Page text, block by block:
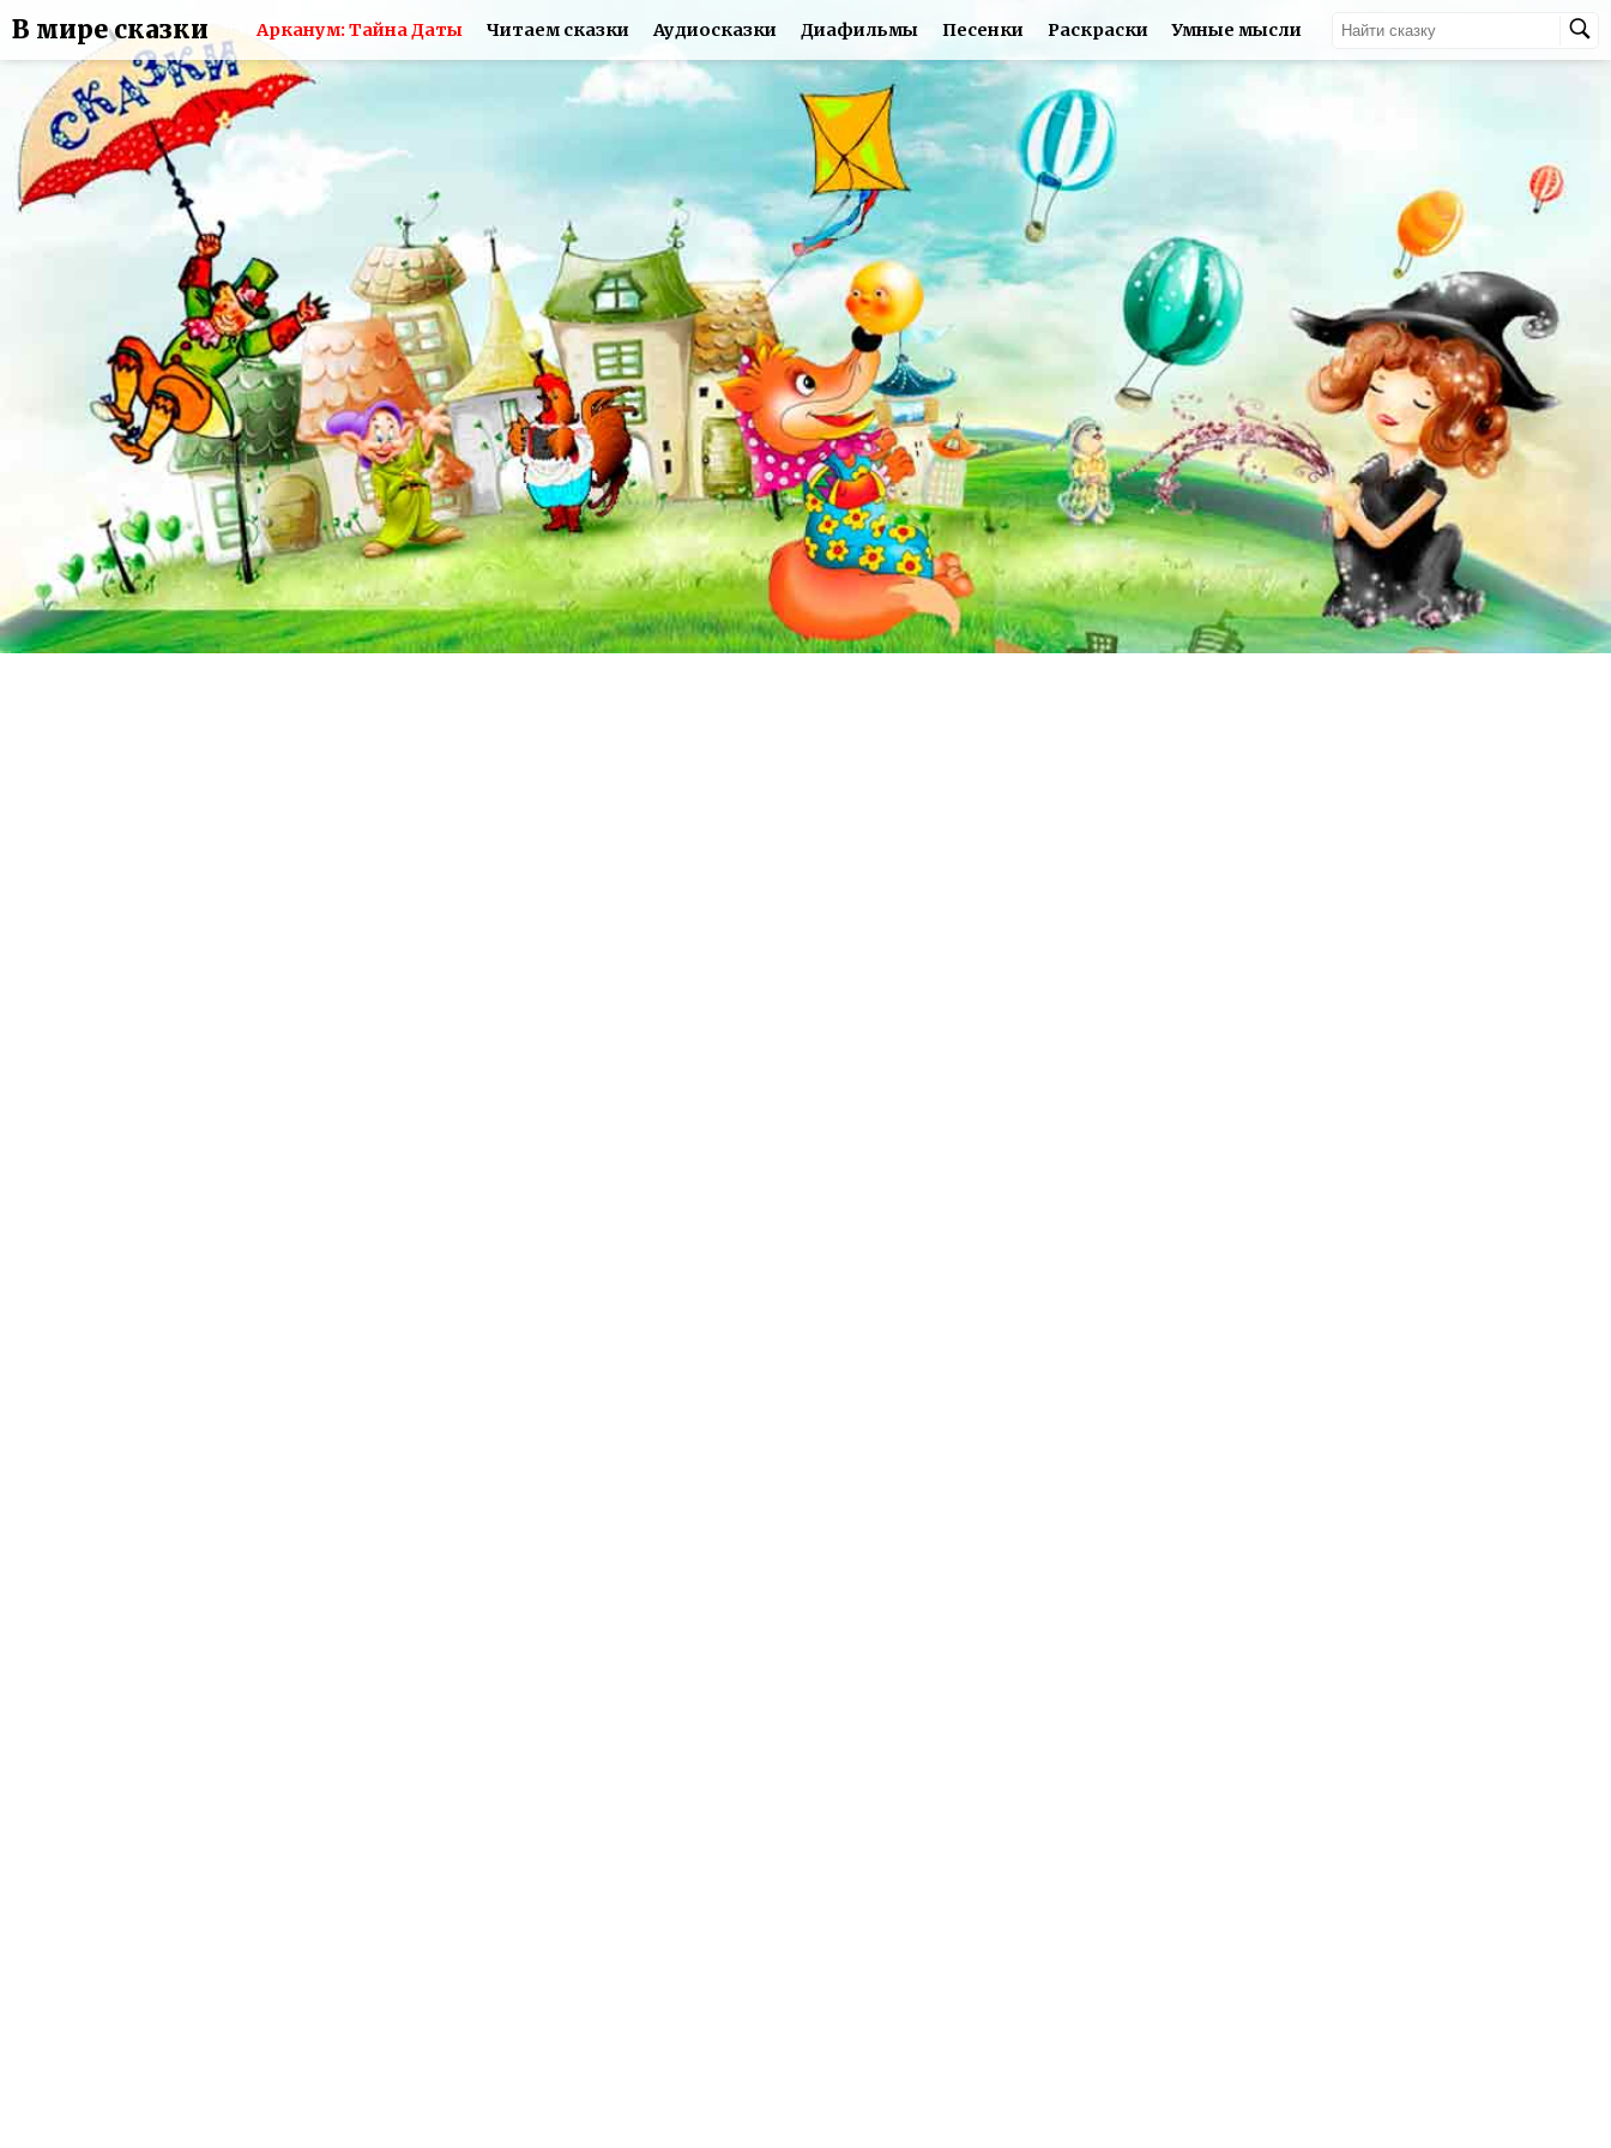
В мире сказки Арканум: Тайна Даты Читаем сказки Аудиосказки Диафильмы Песенки Раскраски Умные мысли